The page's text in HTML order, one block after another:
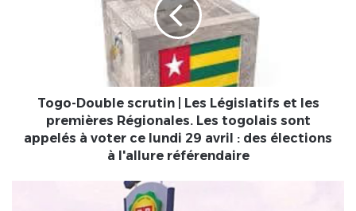
Régionales.
togolais
Togo-Double scrutin | Les Législatifs et les
premières Régionales. Les togolais sont
appelés à voter ce lundi 29 avril : des élections
à l'allure référendaire